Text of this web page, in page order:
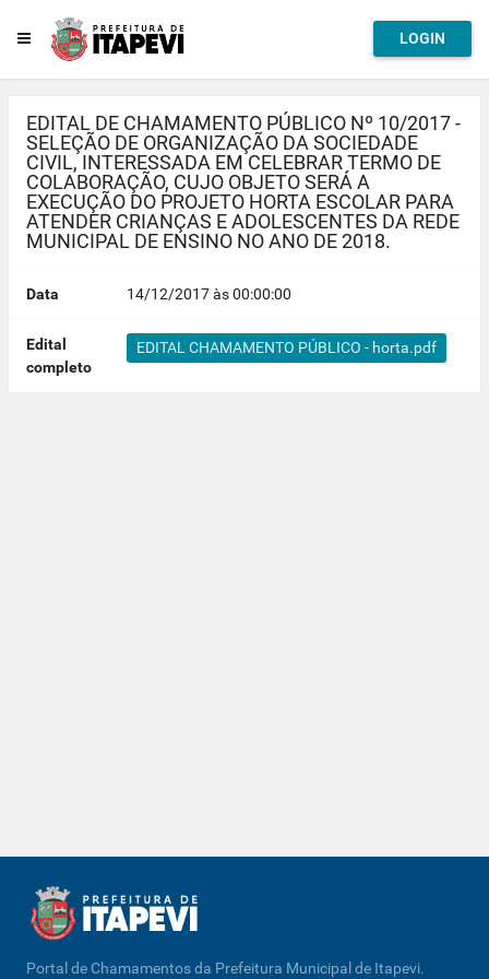
LOGIN
EDITAL DE CHAMAMENTO PÚBLICO Nº 10/2017 -
SELEÇÃO DE ORGANIZAÇÃO DA SOCIEDADE
CIVIL, INTERESSADA EM CELEBRAR TERMO DE
COLABORAÇÃO, CUJO OBJETO SERÁ A
EXECUÇÃO DO PROJETO HORTA ESCOLAR PARA
ATENDER CRIANÇAS E ADOLESCENTES DA REDE
MUNICIPAL DE ENSINO NO ANO DE 2018.
Data 14/12/2017 às 00:00:00
Edital
completo
EDITAL CHAMAMENTO PÚBLICO - horta.pdf
Portal de Chamamentos da Prefeitura Municipal de Itapevi.